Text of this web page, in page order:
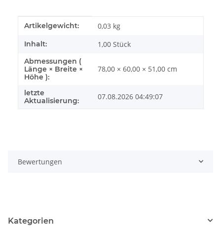
Produkteigenschaft
Wert
Artikelgewicht: 0,03 kg
Inhalt: 1,00 Stück
Abmessungen (
Länge × Breite ×
Höhe ):
78,00 × 60,00 × 51,00 cm
letzte
Aktualisierung:
07.08.2026 04:49:07
Bewertungen
Kategorien